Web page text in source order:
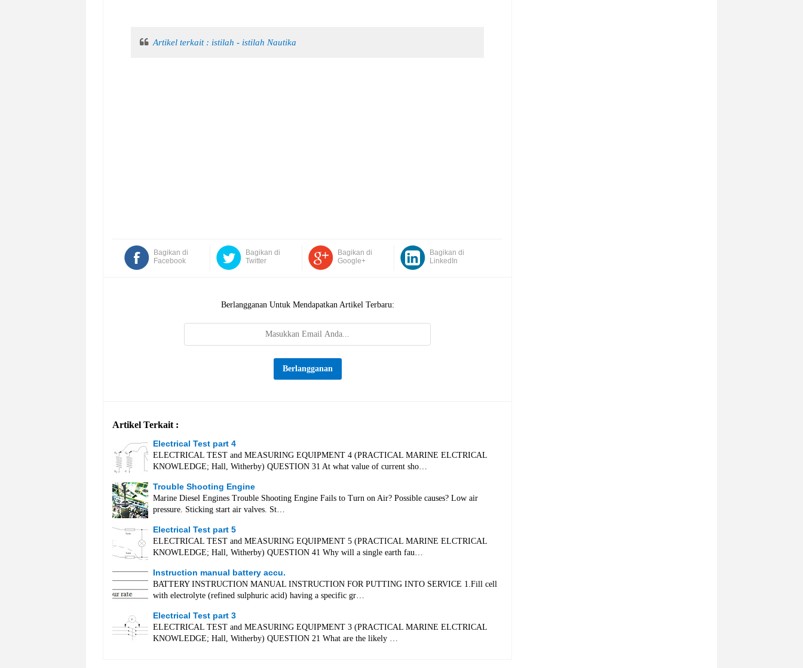
Artikel terkait : istilah - istilah Nautika
Bagikan di
Facebook
Bagikan di
Twitter
Bagikan di
Google+
Bagikan di
LinkedIn
Berlangganan Untuk Mendapatkan Artikel Terbaru:
Artikel Terkait :
Electrical Test part 4
ELECTRICAL TEST and MEASURING EQUIPMENT 4 (PRACTICAL MARINE ELCTRICAL
KNOWLEDGE; Hall, Witherby) QUESTION 31 At what value of current sho…
Trouble Shooting Engine
Marine Diesel Engines Trouble Shooting Engine Fails to Turn on Air? Possible causes? Low air
pressure. Sticking start air valves. St…
Electrical Test part 5
ELECTRICAL TEST and MEASURING EQUIPMENT 5 (PRACTICAL MARINE ELCTRICAL
KNOWLEDGE; Hall, Witherby) QUESTION 41 Why will a single earth fau…
Instruction manual battery accu.
BATTERY INSTRUCTION MANUAL INSTRUCTION FOR PUTTING INTO SERVICE 1.Fill cell
with electrolyte (refined sulphuric acid) having a specific gr…
Electrical Test part 3
ELECTRICAL TEST and MEASURING EQUIPMENT 3 (PRACTICAL MARINE ELCTRICAL
KNOWLEDGE; Hall, Witherby) QUESTION 21 What are the likely …